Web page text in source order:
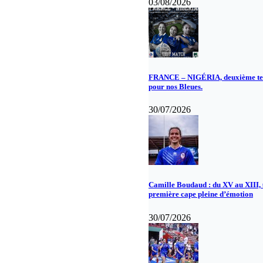
FRANCE – NIGÉRIA, deuxième
pour nos Bleues.
30/07/2026
Camille Boudaud : du XV au XIII,
première cape pleine d’émotion
30/07/2026